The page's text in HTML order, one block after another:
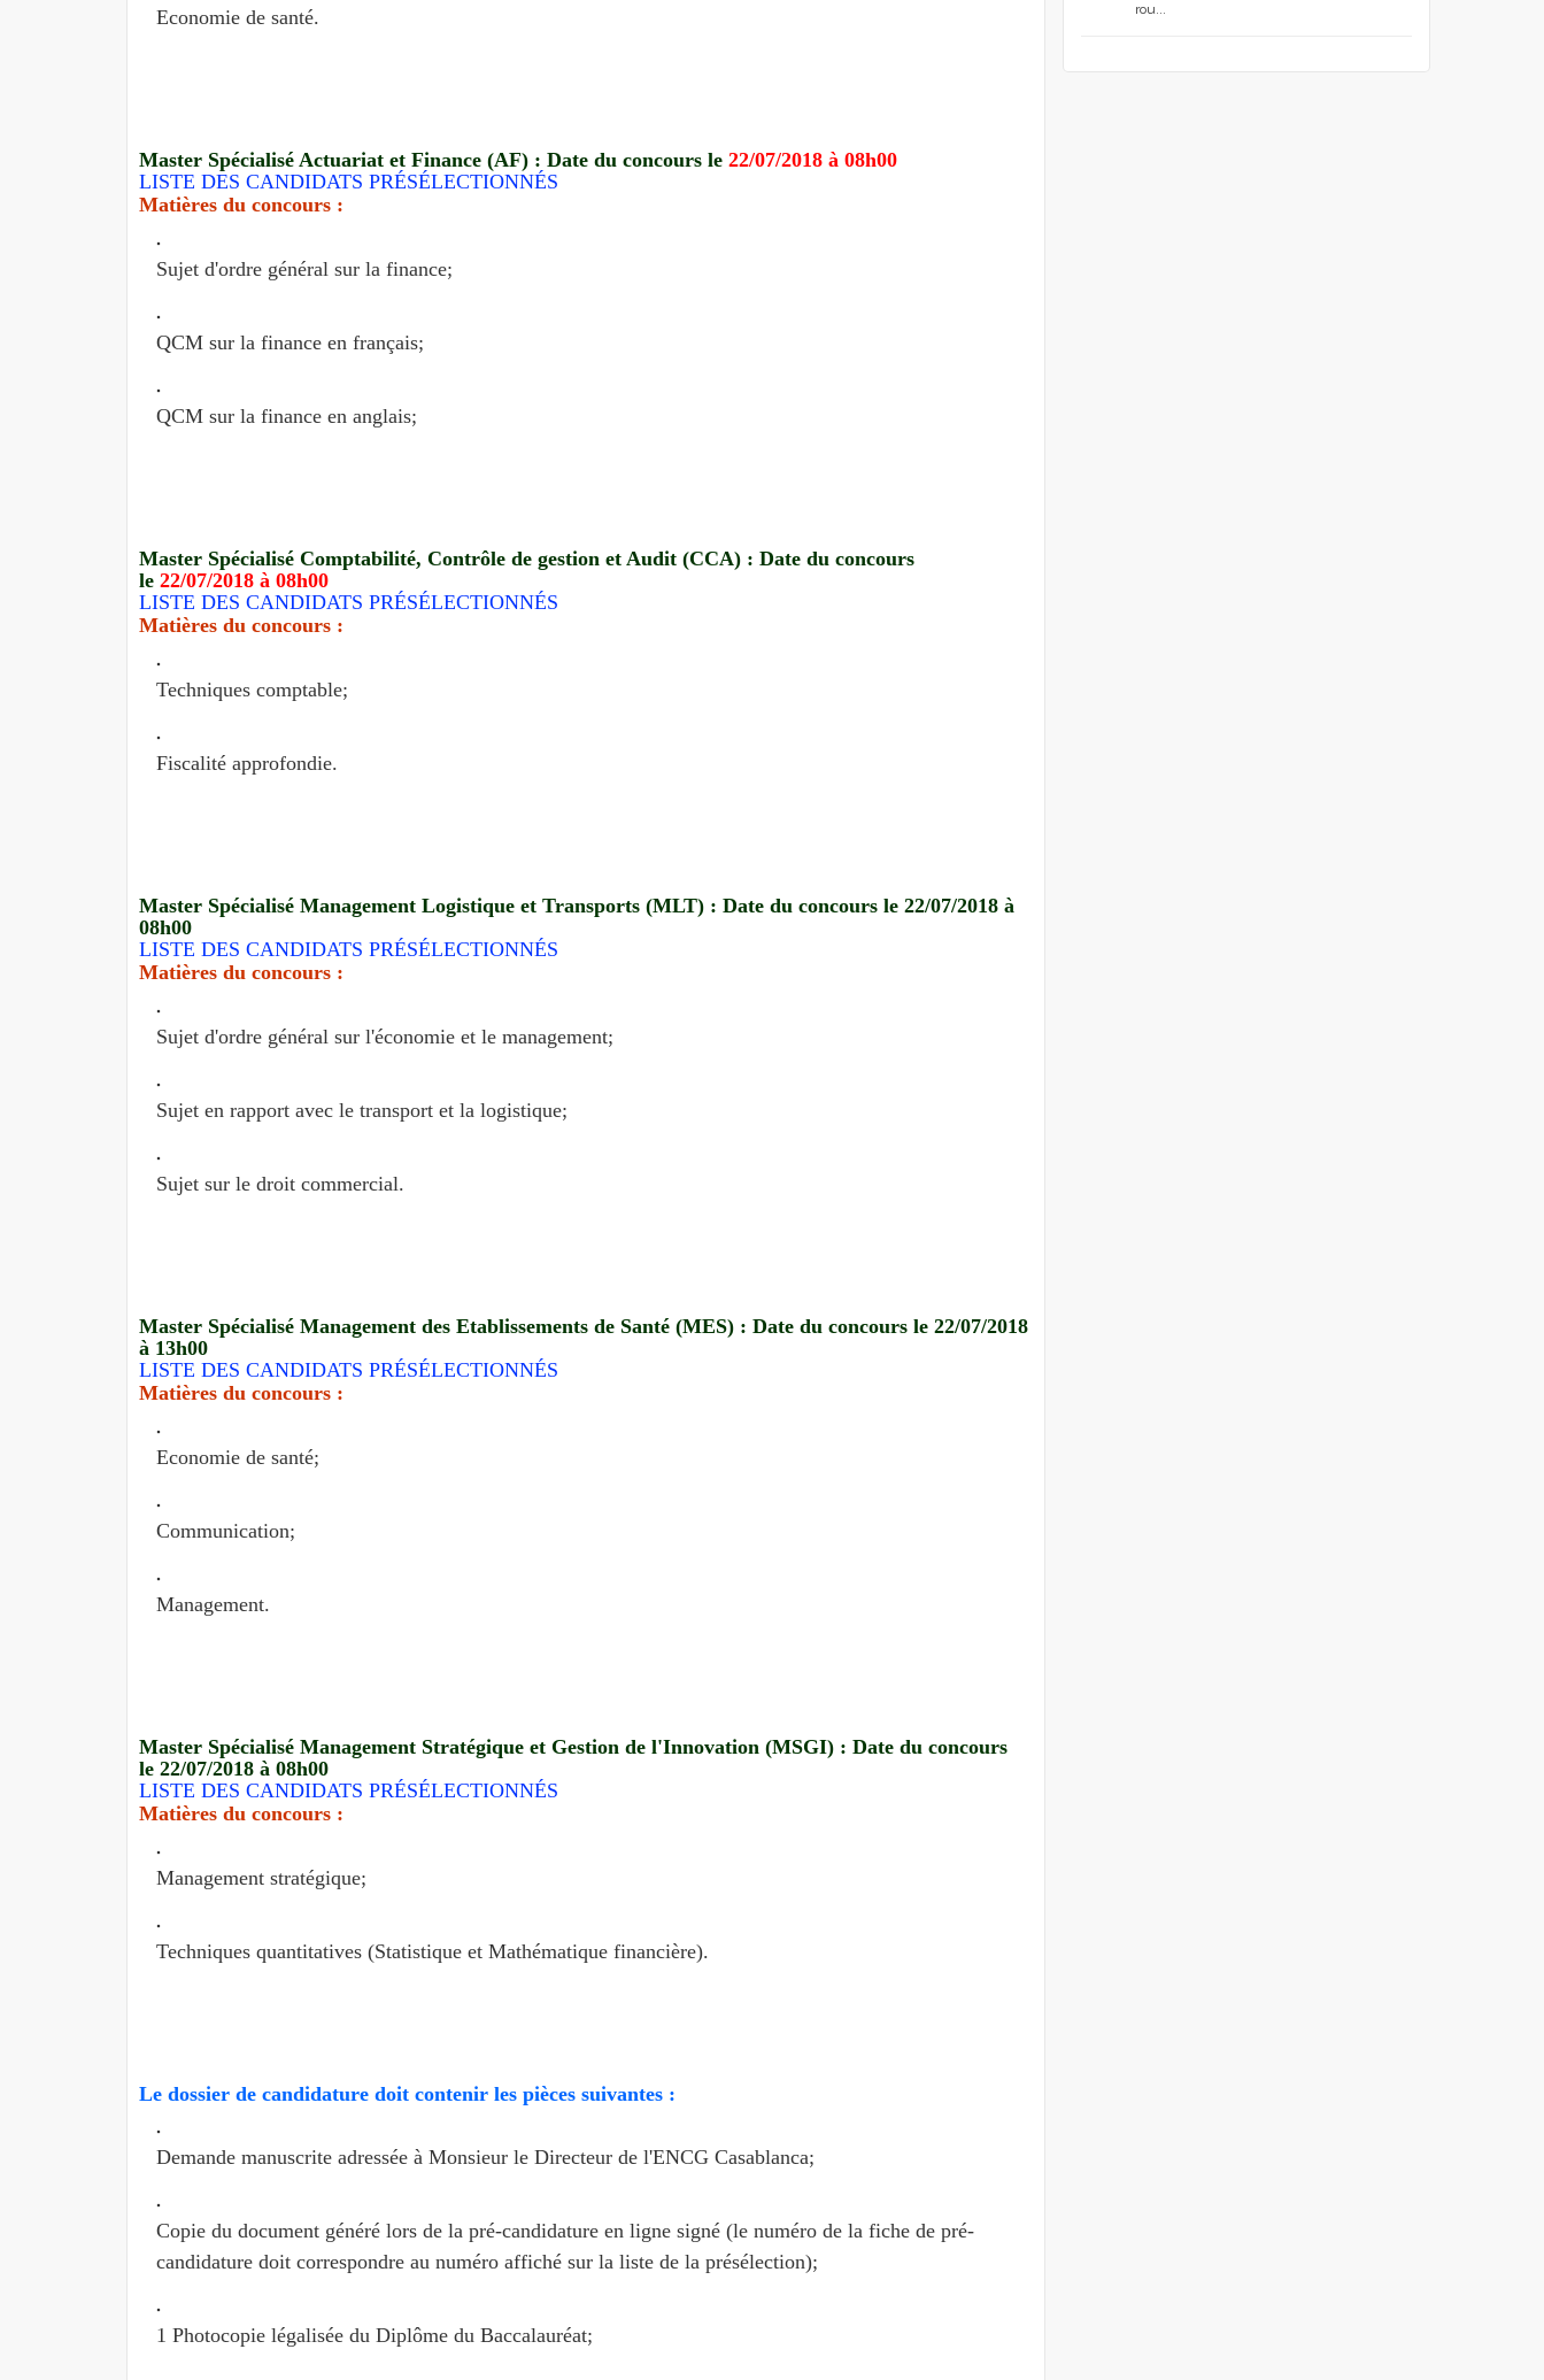
Economie de santé.
Master Spécialisé Actuariat et Finance (AF) : Date du concours le22/07/2018 à 08h00
LISTE DES CANDIDATS PRÉSÉLECTIONNÉS
Matières du concours :
Sujet d'ordre général sur la finance;
QCM sur la finance en français;
QCM sur la finance en anglais;
Master Spécialisé Comptabilité, Contrôle de gestion et Audit (CCA) : Date du concours
le 22/07/2018 à 08h00
LISTE DES CANDIDATS PRÉSÉLECTIONNÉS
Matières du concours :
Techniques comptable;
Fiscalité approfondie.
Master Spécialisé Management Logistique et Transports (MLT) : Date du concours le 22/07/2018 à
08h00
LISTE DES CANDIDATS PRÉSÉLECTIONNÉS
Matières du concours :
Sujet d'ordre général sur l'économie et le management;
Sujet en rapport avec le transport et la logistique;
Sujet sur le droit commercial.
Master Spécialisé Management des Etablissements de Santé (MES) : Date du concours le 22/07/2018
à 13h00
LISTE DES CANDIDATS PRÉSÉLECTIONNÉS
Matières du concours :
Economie de santé;
Communication;
Management.
Master Spécialisé Management Stratégique et Gestion de l'Innovation (MSGI) : Date du concours
le 22/07/2018 à 08h00
LISTE DES CANDIDATS PRÉSÉLECTIONNÉS
Matières du concours :
Management stratégique;
Techniques quantitatives (Statistique et Mathématique financière).
Le dossier de candidature doit contenir les pièces suivantes :
Demande manuscrite adressée à Monsieur le Directeur de l'ENCG Casablanca;
Copie du document généré lors de la pré-candidature en ligne signé (le numéro de la fiche de pré-
candidature doit correspondre au numéro affiché sur la liste de la présélection);
1 Photocopie légalisée du Diplôme du Baccalauréat;
rou...